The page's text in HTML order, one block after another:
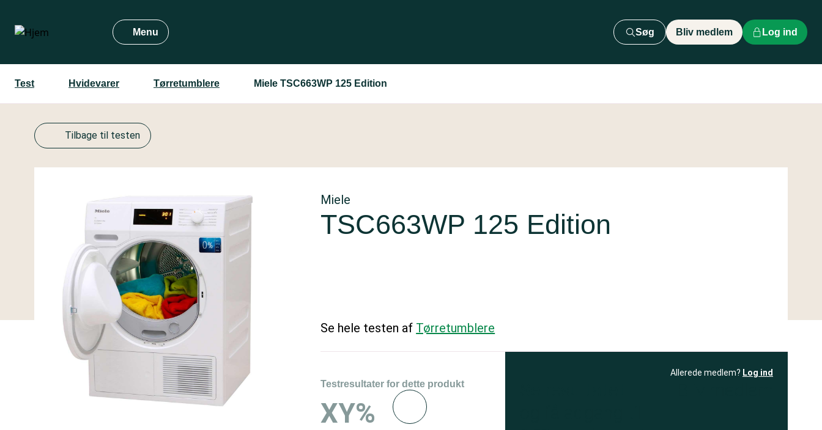
hovedindhold
Menu Søg Bliv medlem Log ind
Test Hvidevarer Tørretumblere Miele TSC663WP 125 Edition
Tilbage til testen
Miele
TSC663WP 125 Edition
Se hele testen af Tørretumblere
Testresultater for dette produkt
XY%
Allerede medlem? Log ind